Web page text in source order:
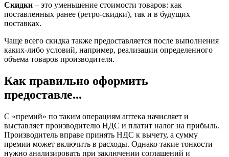
Скидки – это уменьшение стоимости товаров: как
поставленных ранее (ретро-скидки), так и в будущих
поставках.
Чаще всего скидка также предоставляется после выполнения
каких-либо условий, например, реализации определенного
объема товаров производителя.
Как правильно оформить
предоставле...
С «премий» по таким операциям аптека начисляет и
выставляет производителю НДС и платит налог на прибыль.
Производитель вправе принять НДС к вычету, а сумму
премии может включить в расходы. Однако такие тонкости
нужно анализировать при заключении соглашений и